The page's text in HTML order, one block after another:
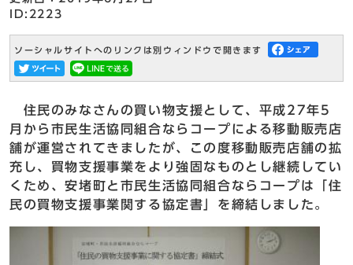
ID:2223
ソーシャルサイトへのリンクは別ウィンドウで開きます
住民のみなさんの買い物支援として、平成27年5
月から市民生活協同組合ならコープによる移動販売店
舗が運営されてきましたが、この度移動販売店舗の拡
充し、買物支援事業をより強固なものとし継続してい
くため、安堵町と市民生活協同組合ならコープは「住
民の買物支援事業関する協定書」を締結しました。